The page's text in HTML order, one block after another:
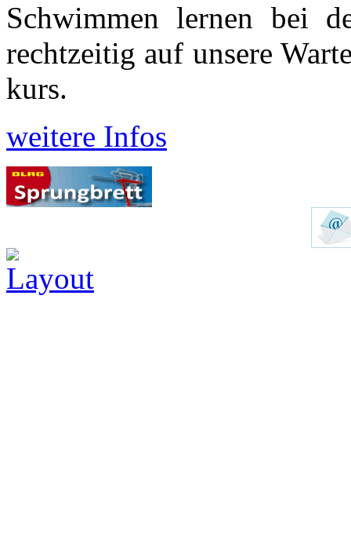
Schwimmen lernen bei
recht­zeitig auf unsere
kurs.
weitere Infos